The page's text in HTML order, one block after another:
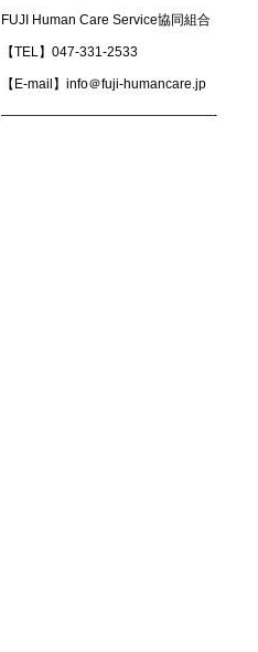
FUJI Human Care Service協同組合
【TEL】047-331-2533
【E-mail】info＠fuji-humancare.jp
————————————————-